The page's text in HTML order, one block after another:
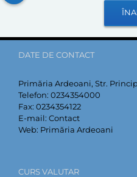
DATE DE CONTACT
Primăria Ardeoani, Str.
Telefon: 0234354000
Fax: 0234354122
E-mail: Contact
Web: Primăria Ardeoani
CURS VALUTAR